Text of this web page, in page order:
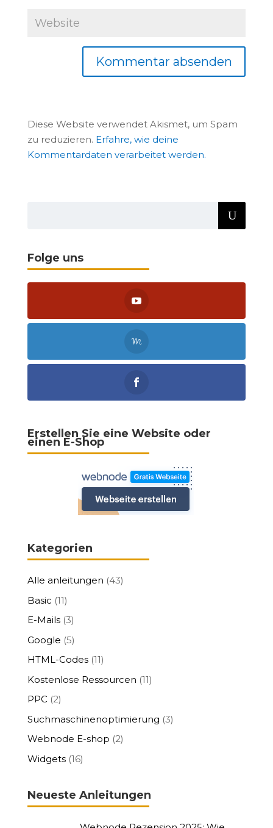
Diese Website verwendet Akismet, um Spam
zu reduzieren. Erfahre, wie deine
Kommentardaten verarbeitet werden.
Folge uns
Erstellen Sie eine Website oder
einen E-Shop
Kategorien
Alle anleitungen (43)
Basic (11)
E-Mails(3)
Google (5)
HTML-Codes(11)
Kostenlose Ressourcen (11)
PPC (2)
Suchmaschinenoptimierung (3)
Webnode E-shop (2)
Widgets(16)
Neueste Anleitungen